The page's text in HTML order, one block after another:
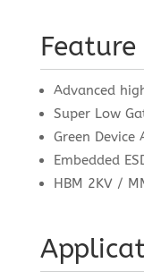
Feature
Advanced
Super Low
Green Device
Embedded
HBM 2KV /